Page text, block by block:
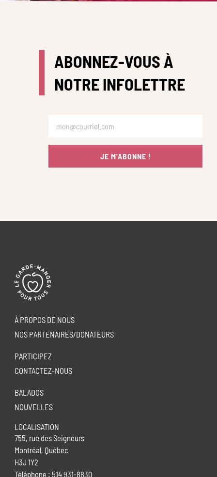
ABONNEZ-VOUS À
NOTRE INFOLETTRE
JE M'ABONNE !
À PROPOS DE NOUS
NOS PARTENAIRES/DONATEURS
PARTICIPEZ
CONTACTEZ-NOUS
BALADOS
NOUVELLES
LOCALISATION
755, rue des Seigneurs
Montréal, Québec
H3J 1Y2
Téléphone : 514 931-8830